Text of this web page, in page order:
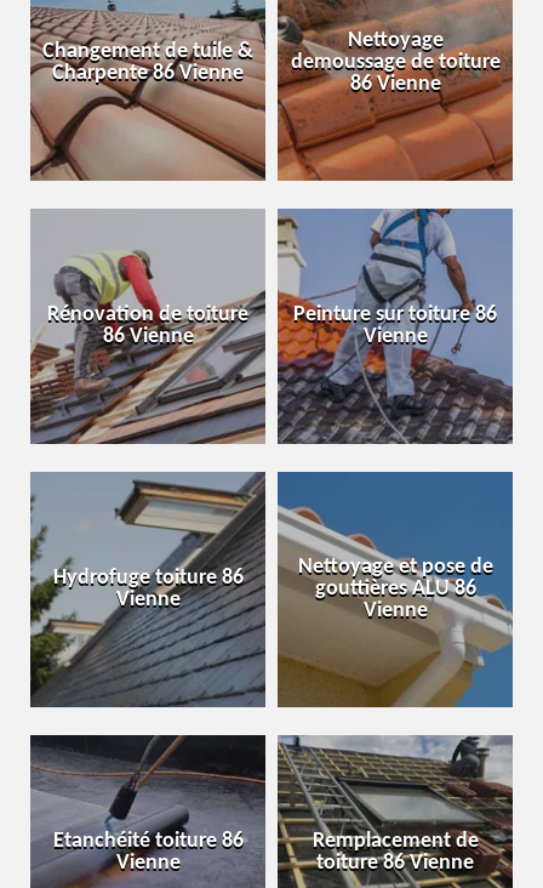
Changement de tuile &
Charpente 86 Vienne
Nettoyage
demoussage de toiture
86 Vienne
Rénovation de toiture
86 Vienne
Peinture sur toiture 86
Vienne
Hydrofuge toiture 86
Vienne
Nettoyage et pose de
gouttières ALU 86
Vienne
Etanchéité toiture 86
Vienne
Remplacement de
toiture 86 Vienne